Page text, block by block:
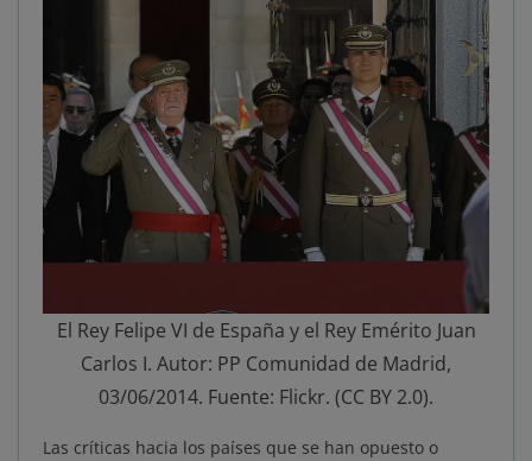
El Rey Felipe VI de España y el Rey Emérito Juan
Carlos I. Autor: PP Comunidad de Madrid,
03/06/2014. Fuente: Flickr. (CC BY 2.0).
Las críticas hacia los países que se han opuesto o